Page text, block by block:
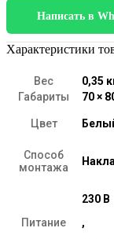
(40131/LED)
Написать в
Характеристики
Вес
0,35
Габариты
70 ×
Цвет
Способ
монтажа
Питание
230 В
,